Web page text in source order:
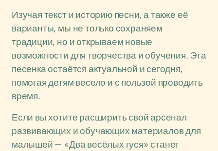
Изучая текст и историю песни, а также её
варианты, мы не только сохраняем
традиции, но и открываем новые
возможности для творчества и обучения. Эта
песенка остаётся актуальной и сегодня,
помогая детям весело и с пользой проводить
время.
Если вы хотите расширить свой арсенал
развивающих и обучающих материалов для
малышей — «Два весёлых гуся» станет